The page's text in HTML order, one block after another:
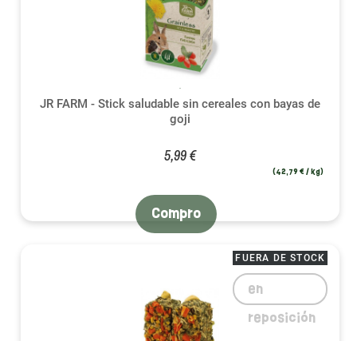
JR FARM - Stick saludable sin cereales con bayas de
goji
5,99 €
(42,79 € / kg)
Compro
FUERA DE STOCK
en
reposición